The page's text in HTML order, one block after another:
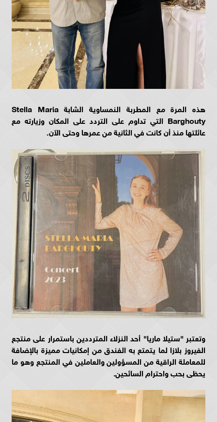
هذه المرة معالمطربة النمساوية الشابةStella Maria
Barghouty التي تداوم على التردد على المكان وزيارته مع
عائلتها منذ أن كانت في الثانية من عمرها وحتى الآن.
وتعتبر "ستيلا ماريا" أحد النزلاء المترددين باستمرار على منتجع
الفيروز بلازا لما يتمتع به الفندق من إمكانيات مميزة بالإضافة
للمعاملة الراقية من المسؤولين والعاملين في المنتجع وهو ما
يحظى بحب واحترام السائحين.